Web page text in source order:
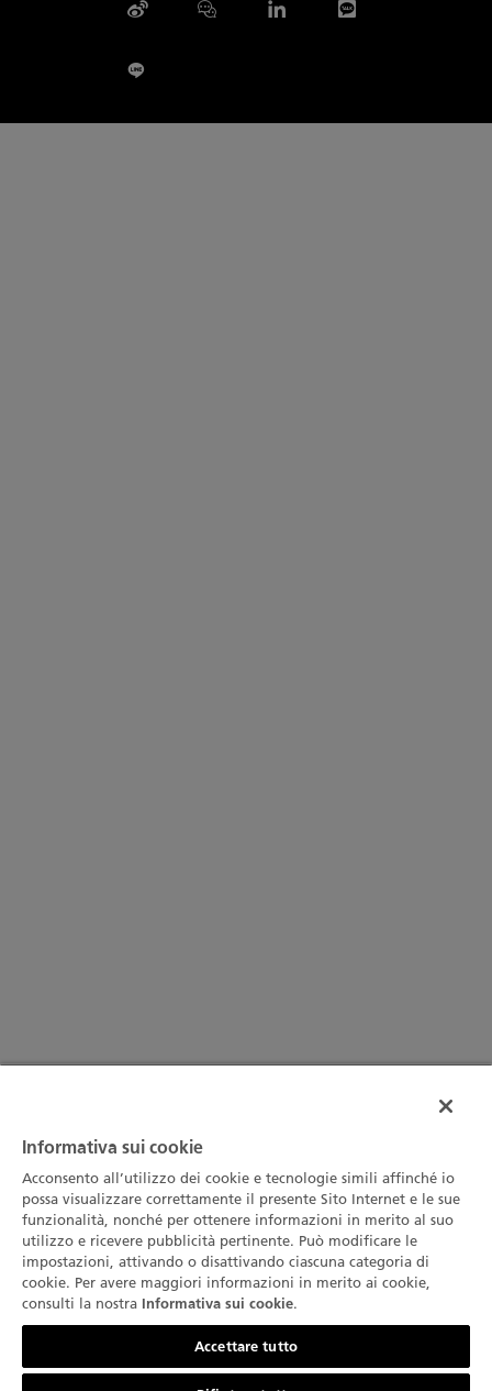
Contattateci
Informativa sui cookie
Acconsento all’utilizzo dei cookie e tecnologie simili affinché io
possa visualizzare correttamente il presente Sito Internet e le sue
funzionalità, nonché per ottenere informazioni in merito al suo
utilizzo e ricevere pubblicità pertinente. Può modificare le
impostazioni, attivando o disattivando ciascuna categoria di
cookie. Per avere maggiori informazioni in merito ai cookie,
consulti la nostra Informativa sui cookie.
Accettare tutto